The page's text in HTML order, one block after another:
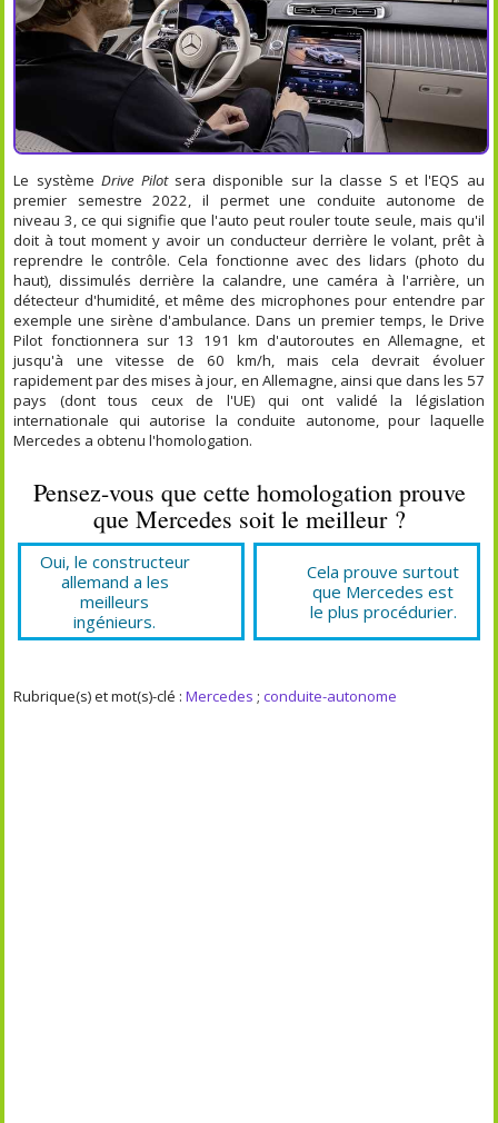
Le système Drive Pilotsera disponible sur la classe S et l'EQS au
premier semestre 2022, il permet une conduite autonome de
niveau 3, ce qui signifie que l'auto peut rouler toute seule, mais qu'il
doit à tout moment y avoir un conducteur derrière le volant, prêt à
reprendre le contrôle. Cela fonctionne avec des lidars (photo du
haut), dissimulés derrière la calandre, une caméra à l'arrière, un
détecteur d'humidité, et même des microphones pour entendre par
exemple une sirène d'ambulance. Dans un premier temps, le Drive
Pilot fonctionnera sur 13 191 km d'autoroutes en Allemagne, et
jusqu'à une vitesse de 60 km/h, mais cela devrait évoluer
rapidement par des mises à jour, en Allemagne, ainsi que dans les 57
pays (dont tous ceux de l'UE) qui ont validé la législation
internationale qui autorise la conduite autonome, pour laquelle
Mercedes a obtenu l'homologation.
Pensez-vous que cette homologation prouve
que Mercedes soit le meilleur ?
Oui, le constructeur
allemand a les
meilleurs
ingénieurs.
Cela prouve surtout
que Mercedes est
le plus procédurier.
Rubrique(s) et mot(s)-clé :Mercedes ;conduite-autonome